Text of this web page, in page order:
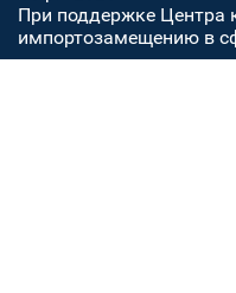
При поддержке Центра
импортозамещению в